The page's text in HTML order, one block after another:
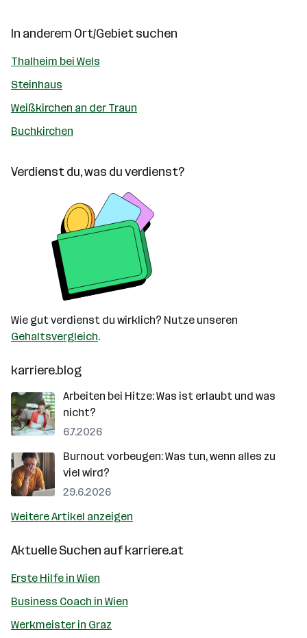
In anderem Ort/Gebiet suchen
Thalheim bei Wels
Steinhaus
Weißkirchen an der Traun
Buchkirchen
Verdienst du, was du verdienst?
Wie gut verdienst du wirklich? Nutze unseren
Gehaltsvergleich.
karriere.blog
Arbeiten bei Hitze: Was ist erlaubt und was
nicht?
6.7.2026
Burnout vorbeugen: Was tun, wenn alles zu
viel wird?
29.6.2026
Weitere Artikel anzeigen
Aktuelle Suchen aufkarriere.at
Erste Hilfe in Wien
Business Coach in Wien
Werkmeister in Graz